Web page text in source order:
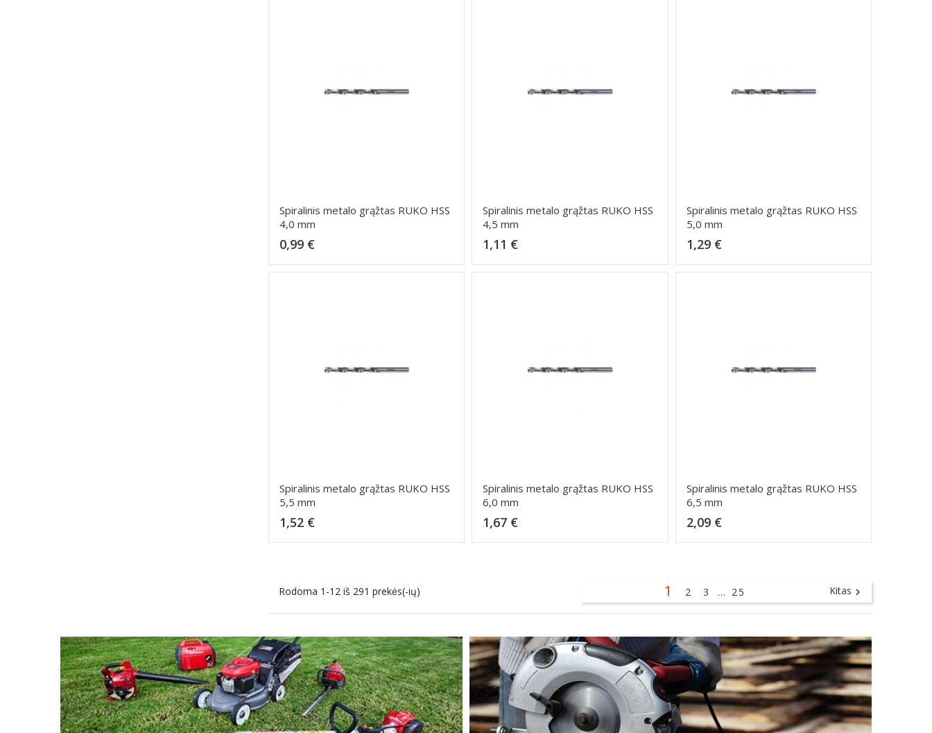
Spiralinis metalo grąžtas RUKO HSS
4,0 mm
0,99 €
Spiralinis metalo grąžtas RUKO HSS
4,5 mm
1,11 €
Spiralinis metalo grąžtas RUKO HSS
5,0 mm
1,29 €
Spiralinis metalo grąžtas RUKO HSS
5,5 mm
1,52 €
Spiralinis metalo grąžtas RUKO HSS
6,0 mm
1,67 €
Spiralinis metalo grąžtas RUKO HSS
6,5 mm
2,09 €
Rodoma 1-12 iš 291 prekės(-ių) 1 2 3 … 25 Kitas 